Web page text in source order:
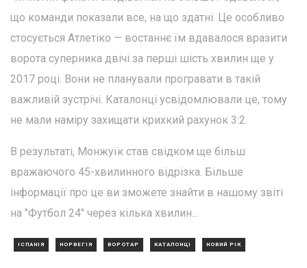
що команди показали все, на що здатні. Це особливо
стосується Атлетіко — востаннє їм вдавалося вразити
ворота суперника двічі за перші шість хвилин ще у
2017 році. Вони не планували програвати в такій
важливій зустрічі. Каталонці усвідомлювали це, тому
не мали наміру захищати крихкий рахунок 3:2.
В результаті, Монжуїк став свідком ще більш
вражаючого 45-хвилинного відрізка. Більше
інформації про це ви зможете знайти в нашому звіті
на "Футбол 24" через кілька хвилин...
ІСПАНІЯ НОРВЕГІЯ ВОРОТАР КАТАЛОНЦІ НОВИЙ РІК